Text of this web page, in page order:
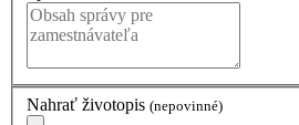
Nahrať životopis (nepovinné)